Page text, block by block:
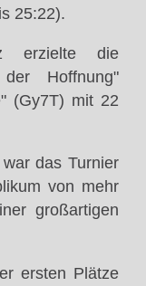
25:22).
erzielte die
Hoffnung"
(Gy7T) mit 22
das Turnier
von mehr
großartigen
ersten Plätze